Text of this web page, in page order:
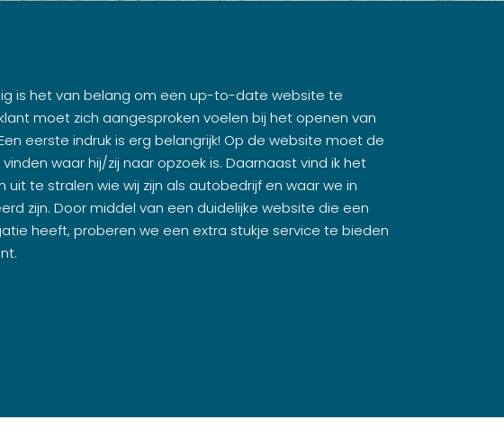
is het van belang om een up-to-date website te
moet zich aangesproken voelen bij het openen van
eerste indruk is erg belangrijk! Op de website moet de
waar hij/zij naar opzoek is. Daarnaast vind ik het
uit te stralen wie wij zijn als autobedrijf en waar we in
zijn. Door middel van een duidelijke website die een
heeft, proberen we een extra stukje service te bieden